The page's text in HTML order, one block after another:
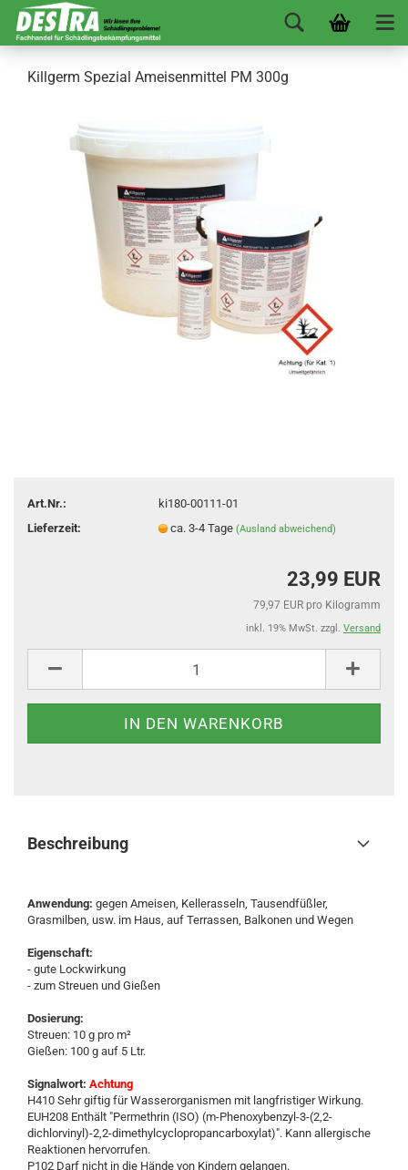
Killgerm Spezial Ameisenmittel PM 300g
Art.Nr.:
ki180-00111-01
Lieferzeit:
ca. 3-4 Tage(Ausland abweichend)
23,99 EUR
79,97 EUR pro Kilogramm
inkl. 19% MwSt. zzgl. Versand
Beschreibung
Anwendung: gegen Ameisen, Kellerasseln, Tausendfüßler,
Grasmilben, usw. im Haus, auf Terrassen, Balkonen und Wegen
Eigenschaft:
- gute Lockwirkung
- zum Streuen und Gießen
Dosierung:
Streuen: 10 g pro m²
Gießen: 100 g auf 5 Ltr.
Signalwort: Achtung
H410 Sehr giftig für Wasserorganismen mit langfristiger Wirkung.
EUH208 Enthält "Permethrin (ISO) (m-Phenoxybenzyl-3-(2,2-
dichlorvinyl)-2,2-dimethylcyclopropancarboxylat)". Kann allergische
Reaktionen hervorrufen.
P102 Darf nicht in die Hände von Kindern gelangen.